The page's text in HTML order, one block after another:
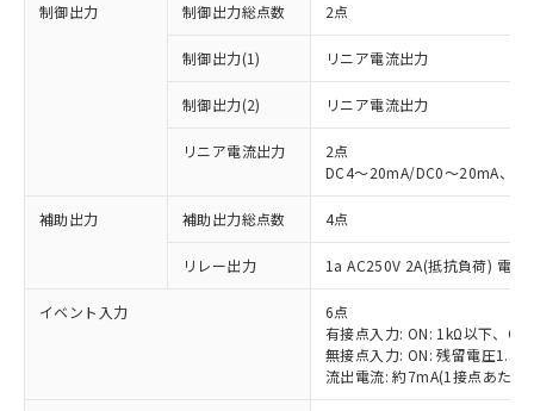
制御出力 制御出力総点数 2点
制御出力(1) リニア電流出力
制御出力(2) リニア電流出力
リニア電流出力
2点
DC4～20mA/DC0～20mA、
補助出力 補助出力総点数 4点
リレー出力 1a AC250V 2A(抵抗負荷) 電
イベント入力
6点
有接点入力: ON: 1kΩ以下、
無接点入力: ON: 残留電圧1.5V
流出電流: 約7mA(1接点あたり)